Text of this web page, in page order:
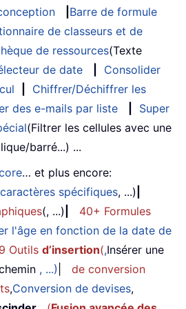
Barre de formule
de classeurs et de
de ressources(Texte
de date
Consolider
Chiffrer/Déchiffrer les
des e-mails par liste
Super
(Filtrer les cellules avec une
barré...) ...
… et plus encore:
spécifiques, ...)
(, ...)
40+ Formules
l'âge en fonction de la date de
Outils d’insertion(,Insérer une
, ...)
de conversion
,Conversion de devises,